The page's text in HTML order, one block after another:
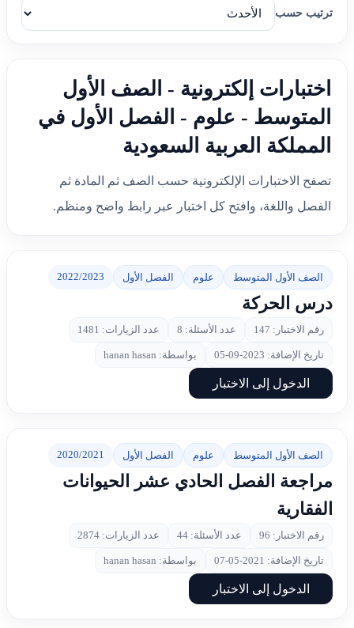
ترتيب حسب
اختبارات إلكترونية - الصف الأول
المتوسط - علوم - الفصل الأول في
المملكة العربية السعودية
تصفح الاختبارات الإلكترونية حسب الصف ثم المادة ثم
الفصل واللغة، وافتح كل اختبار عبر رابط واضح ومنظم.
الصف الأول المتوسط علوم الفصل الأول 2022/2023
درس الحركة
رقم الاختبار: 147 عدد الأسئلة: 8 عدد الزيارات: 1481
تاريخ الإضافة: 2023-09-05 بواسطة: hanan hasan
الدخول إلى الاختبار
الصف الأول المتوسط علوم الفصل الأول 2020/2021
مراجعة الفصل الحادي عشر الحيوانات
الفقارية
رقم الاختبار: 96 عدد الأسئلة: 44 عدد الزيارات: 2874
تاريخ الإضافة: 2021-05-07 بواسطة: hanan hasan
الدخول إلى الاختبار